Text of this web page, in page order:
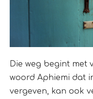
Die weg begint met
woord Aphiemi dat
vergeven, kan ook